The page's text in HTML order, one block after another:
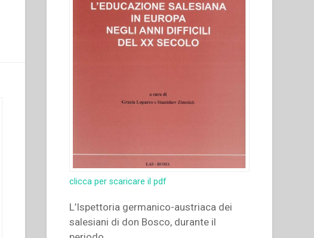
clicca per scaricare il pdf
L’Ispettoria germanico-austriaca dei
salesiani di don Bosco, durante il